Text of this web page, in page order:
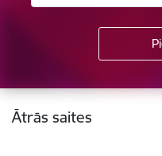
Kājene
Ātrās saites